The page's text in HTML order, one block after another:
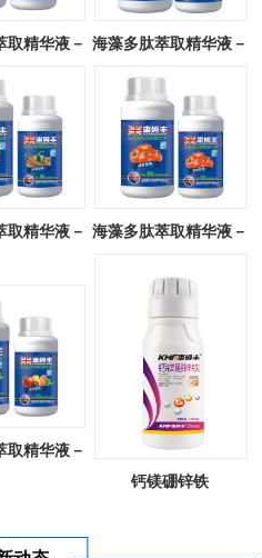
取精华液－
专用
海藻多肽萃取精华液－
瓜类专用
取精华液－ 海藻多肽萃取精华液－
取精华液－
钙镁硼锌铁